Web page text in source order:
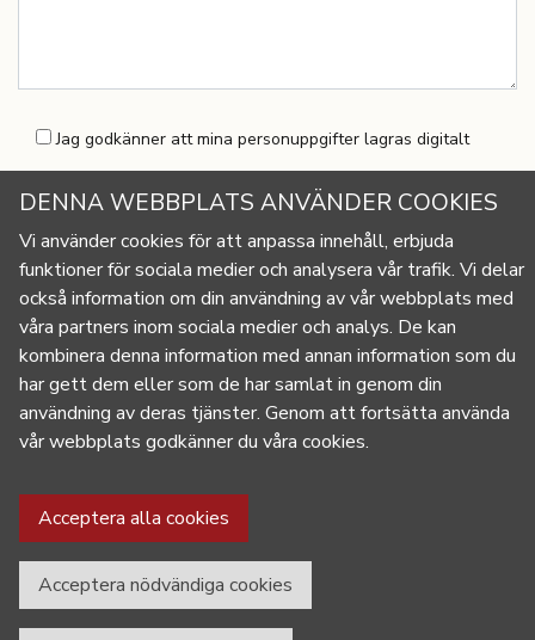
DENNA WEBBPLATS ANVÄNDER COOKIES
Vi använder cookies för att anpassa innehåll, erbjuda
funktioner för sociala medier och analysera vår trafik. Vi delar
också information om din användning av vår webbplats med
våra partners inom sociala medier och analys. De kan
kombinera denna information med annan information som du
har gett dem eller som de har samlat in genom din
användning av deras tjänster. Genom att fortsätta använda
vår webbplats godkänner du våra cookies.
Acceptera alla cookies
Acceptera nödvändiga cookies
Jag godkänner att mina personuppgifter lagras digitalt
info@fridhemsfolkhogskola.se
FRIDHEMS FOLKHÖGSKOLA
Rönnebergsvägen 10
Box 123 268 22 Svalöv